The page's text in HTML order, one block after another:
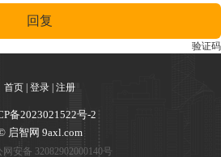
回复
验证码
首页 登录 注册
备2023021522号-2
启智网 9axl.com
网安备 32082902000140号